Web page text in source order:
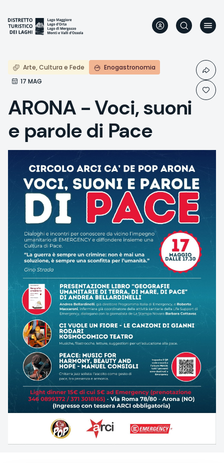
main
content
Arte, Cultura e Fede
Enogastronomia
17 MAG
ARONA - Voci, suoni
e parole di Pace